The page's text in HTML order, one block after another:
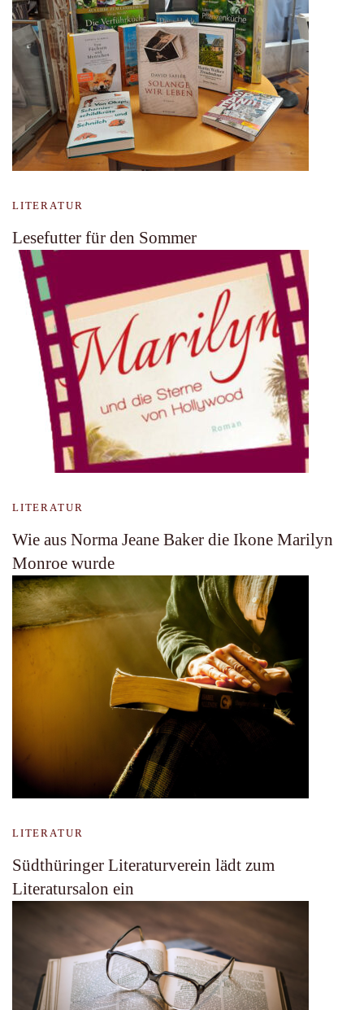
LITERATUR
Lesefutter für den Sommer
LITERATUR
Wie aus Norma Jeane Baker die Ikone Marilyn
Monroe wurde
LITERATUR
Südthüringer Literaturverein lädt zum
Literatursalon ein